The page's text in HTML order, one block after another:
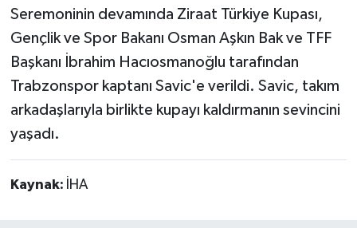
Seremoninin devamında Ziraat Türkiye Kupası,
Gençlik ve Spor Bakanı Osman Aşkın Bak ve TFF
Başkanı İbrahim Hacıosmanoğlu tarafından
Trabzonspor kaptanı Savic'e verildi. Savic, takım
arkadaşlarıyla birlikte kupayı kaldırmanın sevincini
yaşadı.
Kaynak: İHA